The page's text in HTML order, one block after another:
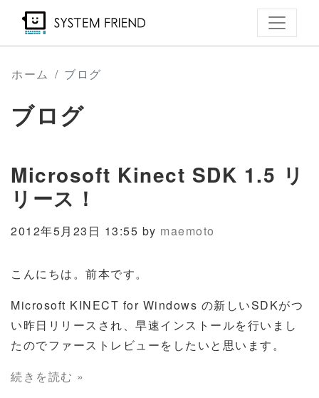
ン
コ
に
ホーム ブログ
ブログ
Microsoft Kinect SDK 1.5 リ
リース！
2012年5月23日 13:55 by maemoto
こんにちは。前本です。
Microsoft KINECT for Windows の新しいSDKがつ
い昨日リリースされ、早速インストールを行いまし
たのでファーストレビューをしたいと思います。
続きを読む »